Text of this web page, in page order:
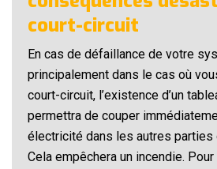
court-circuit
En cas de défaillance de votre
principalement dans le cas où
court-circuit, l’existence d’un
permettra de couper
électricité dans les autres parties
Cela empêchera un incendie.